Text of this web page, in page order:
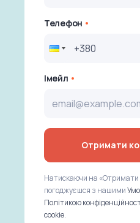
Телефон
Імейл
Отримати
Натискаючи на «Отримати
погоджуєшся з нашими
Політикою
cookie.